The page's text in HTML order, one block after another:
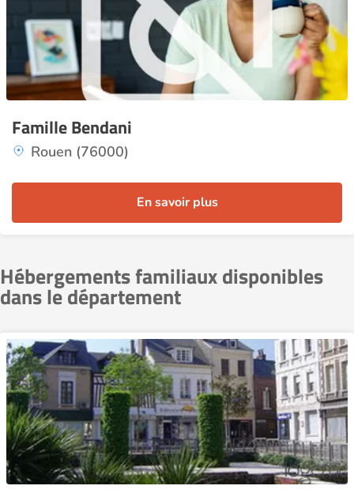
Famille Bendani
Rouen (76000)
En savoir plus
Hébergements familiaux disponibles
dans le département